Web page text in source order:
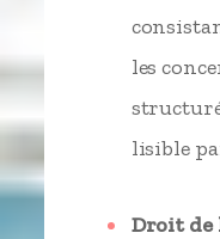
les
lisible
Droit